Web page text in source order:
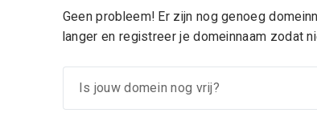
Geen probleem! Er zijn nog genoeg
langer en registreer je domeinnaam zodat